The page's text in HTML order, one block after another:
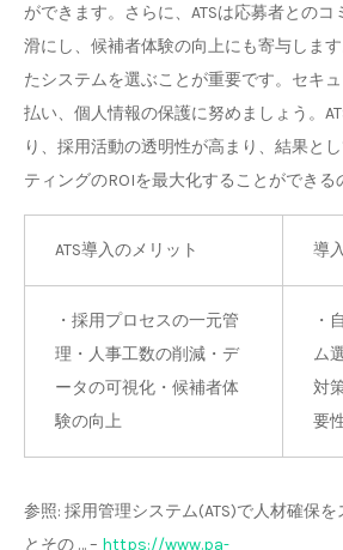
ができます。さらに、ATSは応募者とのコ
滑にし、候補者体験の向上にも寄与しま
たシステムを選ぶことが重要です。セキ
払い、個人情報の保護に努めましょう。
り、採用活動の透明性が高まり、結果と
ティングのROIを最大化することができる
ATS導入のメリット 導
・採用プロセスの一元管
理・人事工数の削減・デ
ータの可視化・候補者体
験の向上
・
ム
対
要
参照: 採用管理システム(ATS)で人材確保
とその … – https://www.pa-